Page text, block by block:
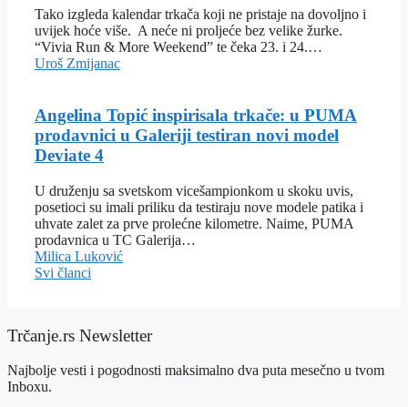
Tako izgleda kalendar trkača koji ne pristaje na dovoljno i
uvijek hoće više. A neće ni proljeće bez velike žurke.
“Vivia Run & More Weekend” te čeka 23. i 24.…
Uroš Zmijanac
Angelina Topić inspirisala trkače: u PUMA
prodavnici u Galeriji testiran novi model
Deviate 4
U druženju sa svetskom vicešampionkom u skoku uvis,
posetioci su imali priliku da testiraju nove modele patika i
uhvate zalet za prve prolećne kilometre. Naime, PUMA
prodavnica u TC Galerija…
Milica Luković
Svi članci
Trčanje.rs Newsletter
Najbolje vesti i pogodnosti maksimalno dva puta mesečno u tvom
Inboxu.